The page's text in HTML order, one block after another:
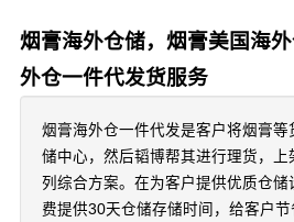
烟膏海外仓储，烟膏美国海
外仓一件代发货服务
烟膏海外仓一件代发是客户将烟膏等
储中心，然后韬博帮其进行理货，上
列综合方案。在为客户提供优质仓储
费提供30天仓储存储时间，给客户节